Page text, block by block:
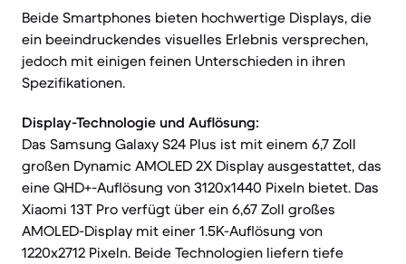
Beide Smartphones bieten hochwertige Displays, die
ein beeindruckendes visuelles Erlebnis versprechen,
jedoch mit einigen feinen Unterschieden in ihren
Spezifikationen.
Display-Technologie und Auflösung:
Das Samsung Galaxy S24 Plus ist mit einem 6,7 Zoll
großen Dynamic AMOLED 2X Display ausgestattet, das
eine QHD+-Auflösung von 3120x1440 Pixeln bietet. Das
Xiaomi 13T Pro verfügt über ein 6,67 Zoll großes
AMOLED-Display mit einer 1.5K-Auflösung von
1220x2712 Pixeln. Beide Technologien liefern tiefe